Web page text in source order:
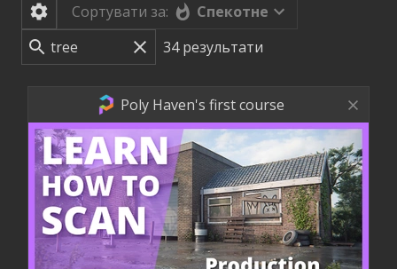
Сортувати за:
Спекотне
34 результати
Poly Haven's first course